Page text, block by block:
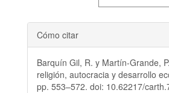
Cómo citar
Barquín Gil, R. y Martín-Grande,
religión, autocracia y desarrollo
pp. 553–572. doi: 10.62217/